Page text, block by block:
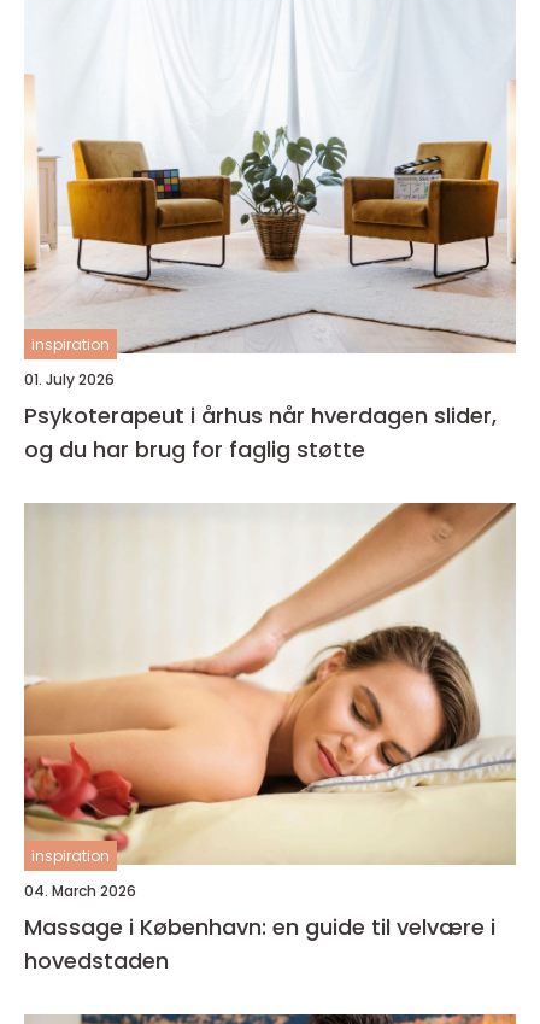
inspiration
01. July 2026
Psykoterapeut i århus når hverdagen slider,
og du har brug for faglig støtte
inspiration
04. March 2026
Massage i København: en guide til velvære i
hovedstaden